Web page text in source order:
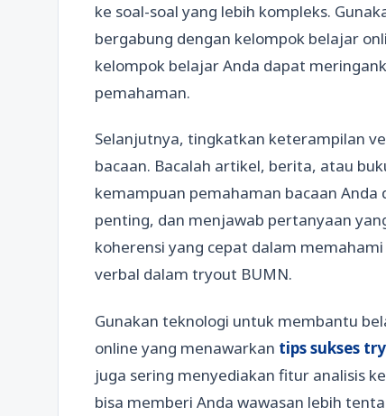
ke soal-soal yang lebih kompleks.
bergabung dengan kelompok belajar
kelompok belajar Anda dapat
pemahaman.
Selanjutnya, tingkatkan keterampilan
bacaan. Bacalah artikel, berita, atau
kemampuan pemahaman bacaan
penting, dan menjawab pertanyaan
koherensi yang cepat dalam
verbal dalam tryout BUMN.
Gunakan teknologi untuk membantu
online yang menawarkan tips sukses
juga sering menyediakan fitur analisis
bisa memberi Anda wawasan lebih